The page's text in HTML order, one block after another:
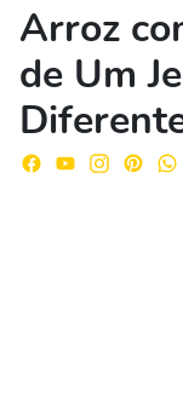
Arroz
de Um
Comece